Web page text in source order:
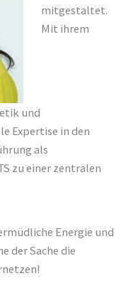
mitgestaltet.
Mit ihrem
und
Expertise in den
als
zu einer zentralen
Energie und
der Sache die